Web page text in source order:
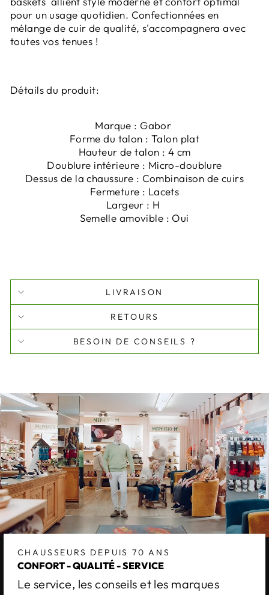
pour un usage quotidien. Confectionnées en
mélange de cuir de qualité, s'accompagnera avec
toutes vos tenues !
Détails du produit:
Marque : Gabor
Forme du talon : Talon plat
Hauteur de talon : 4 cm
Doublure intérieure : Micro-doublure
Dessus de la chaussure : Combinaison de cuirs
Fermeture : Lacets
Largeur : H
Semelle amovible : Oui
LIVRAISON
RETOURS
BESOIN DE CONSEILS ?
CHAUSSEURS DEPUIS 70 ANS
CONFORT - QUALITÉ - SERVICE
Le service, les conseils et les marques